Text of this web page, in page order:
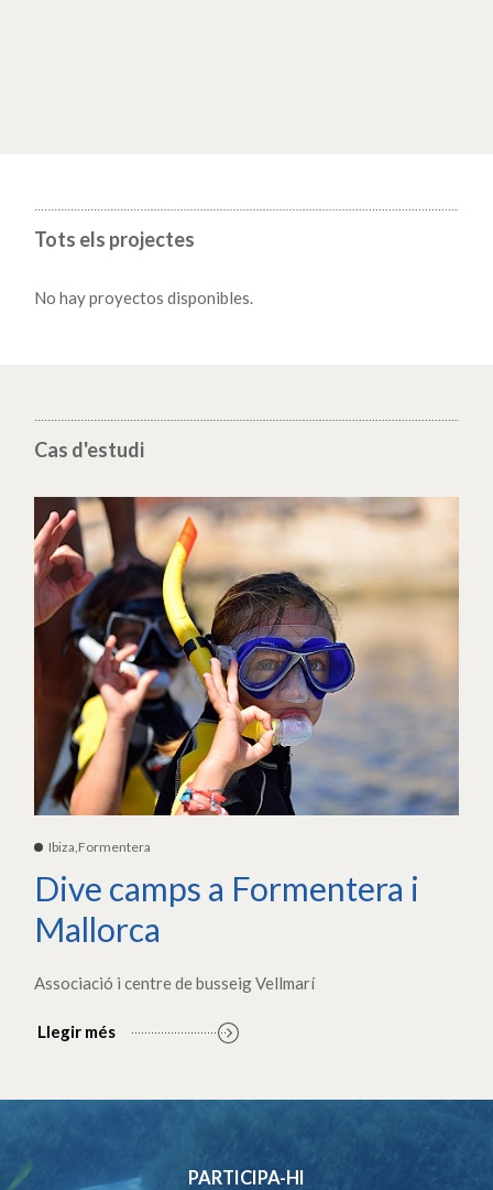
Tots els projectes
No hay proyectos disponibles.
Cas d'estudi
Ibiza,Formentera
Dive camps a Formentera i
Mallorca
Associació i centre de busseig Vellmarí
Llegir més
PARTICIPA-HI